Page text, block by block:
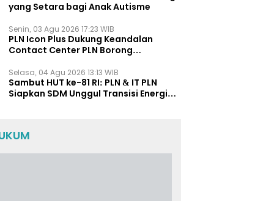
yang Setara bagi Anak Autisme
Senin, 03 Agu 2026 17:23 WIB
PLN Icon Plus Dukung Keandalan
Contact Center PLN Borong
Selasa, 04 Agu 2026 13:13 WIB
Sambut HUT ke-81 RI: PLN & IT PLN
Siapkan SDM Unggul Transisi Energi